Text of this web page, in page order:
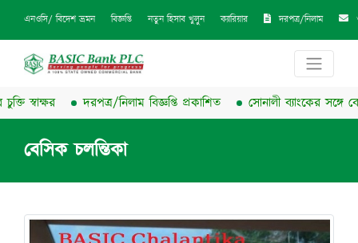
এনওসি/ বিদেশ ভ্রমন বিজ্ঞপ্তি নতুন হিসাব খুলুন ক্যারিয়ার দরপত্র/নিলাম
স্বাক্ষর দরপত্র/নিলাম বিজ্ঞপ্তি প্রকাশিত সোনালী ব্যাংকের সঙ্গে
বেসিক চলন্তিকা